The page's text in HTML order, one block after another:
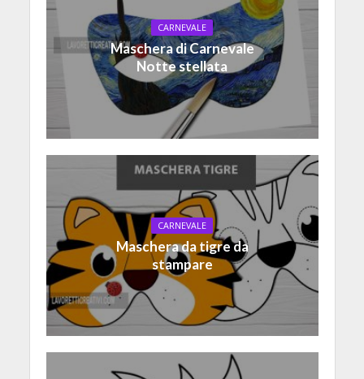
CARNEVALE
Maschera di Carnevale
Notte stellata
CARNEVALE
Maschera da tigre da
stampare